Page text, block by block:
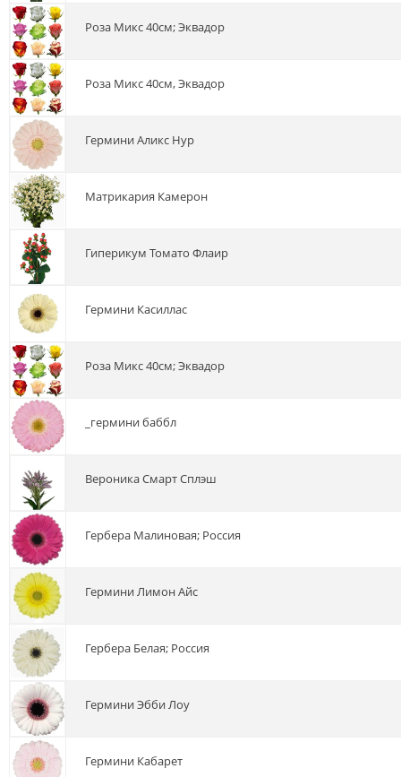
роза Микс 40см; Эквадор
роза Микс 40см, Эквадор
гермини Аликс Нур
матрикария Камерон
гиперикум Томато Флаир
гермини Касиллас
роза Микс 40см; Эквадор
_гермини баббл
вероника Смарт Сплэш
гербера Малиновая; Россия
гермини Лимон Айс
гербера Белая; Россия
гермини Эбби Лоу
гермини Кабарет